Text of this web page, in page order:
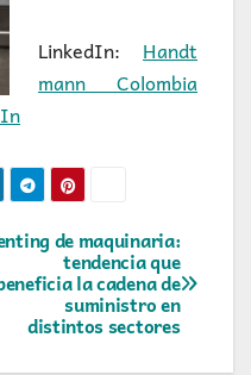
LinkedIn: Handt
mann Colombia
de maquinaria:
tendencia que
la cadena de
suministro en
distintos sectores